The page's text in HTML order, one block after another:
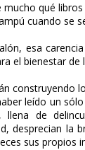
qué
cuando se
esa
el bienestar de
construyendo
leído un
de
desprecian la
sus propios